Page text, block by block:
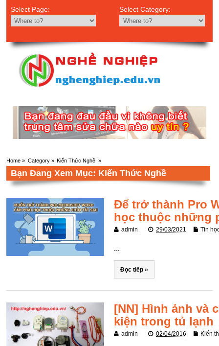
Select Page: Select Category:
Home » Category » Kiến Thức Nghề»
Bạn Đang Xem Mục: Kiến Thức Nghề
Để trở thành Pro
học thuộc những
admin 29/03/2021 Tin
...
Đọc tiếp »
[NN] Hình ảnh và
kiện trong tủ lạnh
admin 02/04/2016 Kiến